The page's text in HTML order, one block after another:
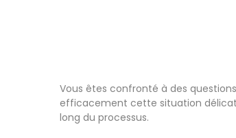
Vous êtes confronté à des
efficacement cette situation
long du processus.